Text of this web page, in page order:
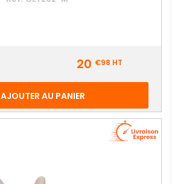
20 €98 HT
AJOUTER AU PANIER